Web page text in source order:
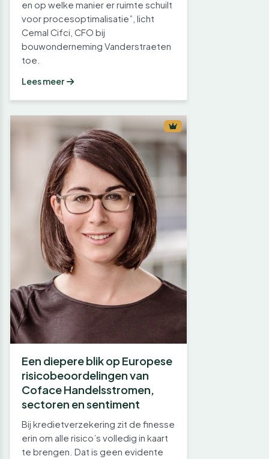
en op welke manier er ruimte schuilt
voor procesoptimalisatie”, licht
Cemal Cifci, CFO bij
bouwonderneming Vanderstraeten
toe.
Lees meer
Een diepere blik op Europese
risicobeoordelingen van
Coface Handelsstromen,
sectoren en sentiment
Bij kredietverzekering zit de finesse
erin om alle risico’s volledig in kaart
te brengen. Dat is geen evidente